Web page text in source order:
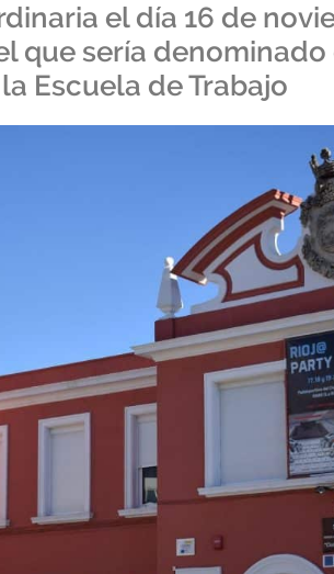
el día 16 de
que sería
Escuela de Trabajo